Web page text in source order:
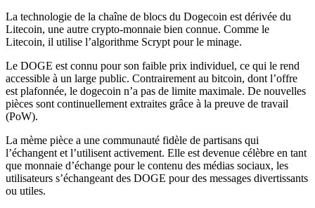
La technologie de la chaîne de blocs du Dogecoin est dérivée du
Litecoin, une autre crypto-monnaie bien connue. Comme le
Litecoin, il utilise l’algorithme Scrypt pour le minage.
Le DOGE est connu pour son faible prix individuel, ce qui le rend
accessible à un large public. Contrairement au bitcoin, dont l’offre
est plafonnée, le dogecoin n’a pas de limite maximale. De nouvelles
pièces sont continuellement extraites grâce à la preuve de travail
(PoW).
La mème pièce a une communauté fidèle de partisans qui
l’échangent et l’utilisent activement. Elle est devenue célèbre en tant
que monnaie d’échange pour le contenu des médias sociaux, les
utilisateurs s’échangeant des DOGE pour des messages divertissants
ou utiles.